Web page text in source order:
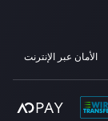
الأمان عبر الإنترنت